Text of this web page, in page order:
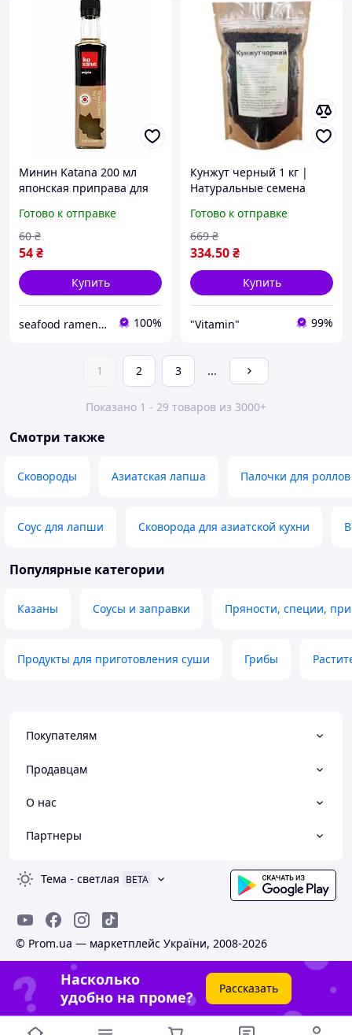
Минин Katana 200 мл
японская приправа для
блюд азиатской кухни
Готово к отправке
54₴
60 ₴
Купить
seafood ramen market 100%
Кунжут черный 1 кг |
Натуральные семена
суши, выпечки, салатов и
азиатской кухни
Готово к отправке
334.50₴
669 ₴
Купить
"Vitamin" 99%
1 2 3 ...
Показано 1 - 29 товаров из 3000+
Смотри также
Сковороды Азиатская лапша Палочки для роллов
Соус для лапши Сковорода для азиатской кухни
Популярные категории
Казаны Соусы и заправки Пряности, специи,
Продукты для приготовления суши Грибы
Покупателям
Продавцам
О нас
Партнеры
Тема - светлая BETA
© Prom.ua — маркетплейс України, 2008-2026
Насколько
удобно на проме?
Рассказать